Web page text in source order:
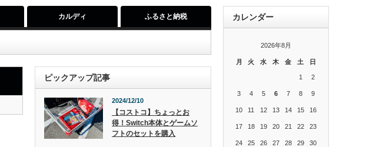
カルディ ふるさと納税
ピックアップ記事
2024/12/10
【コストコ】ちょっとお
得！Switch本体とゲームソ
フトのセットを購入
カレンダー
2026年8月
月 火 水 木 金 土 日
1 2
3 4 5 6 7 8 9
10 11 12 13 14 15 16
17 18 19 20 21 22 23
24 25 26 27 28 29 30